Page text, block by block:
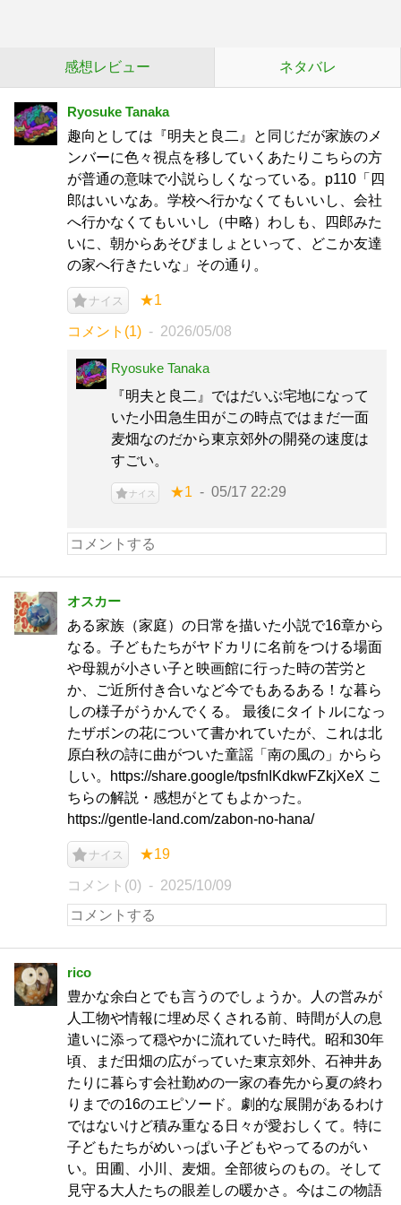
感想レビュー ネタバレ
Ryosuke Tanaka
趣向としては『明夫と良二』と同じだが家族のメ
ンバーに色々視点を移していくあたりこちらの方
が普通の意味で小説らしくなっている。p110「四
郎はいいなあ。学校へ行かなくてもいいし、会社
へ行かなくてもいいし（中略）わしも、四郎みた
いに、朝からあそびましょといって、どこか友達
の家へ行きたいな」その通り。
ナイス ★1
コメント(1) 2026/05/08
Ryosuke Tanaka
『明夫と良二』ではだいぶ宅地になって
いた小田急生田がこの時点ではまだ一面
麦畑なのだから東京郊外の開発の速度は
すごい。
ナイス ★1 05/17 22:29
オスカー
ある家族（家庭）の日常を描いた小説で16章から
なる。子どもたちがヤドカリに名前をつける場面
や母親が小さい子と映画館に行った時の苦労と
か、ご近所付き合いなど今でもあるある！な暮ら
しの様子がうかんでくる。 最後にタイトルになっ
たザボンの花について書かれていたが、これは北
原白秋の詩に曲がついた童謡「南の風の」からら
しい。https://share.google/tpsfnIKdkwFZkjXeX こ
ちらの解説・感想がとてもよかった。
https://gentle-land.com/zabon-no-hana/
ナイス ★19
コメント(0) 2025/10/09
rico
豊かな余白とでも言うのでしょうか。人の営みが
人工物や情報に埋め尽くされる前、時間が人の息
遣いに添って穏やかに流れていた時代。昭和30年
頃、まだ田畑の広がっていた東京郊外、石神井あ
たりに暮らす会社勤めの一家の春先から夏の終わ
りまでの16のエピソード。劇的な展開があるわけ
ではないけど積み重なる日々が愛おしくて。特に
子どもたちがめいっぱい子どもやってるのがい
い。田圃、小川、麦畑。全部彼らのもの。そして
見守る大人たちの眼差しの暖かさ。今はこの物語